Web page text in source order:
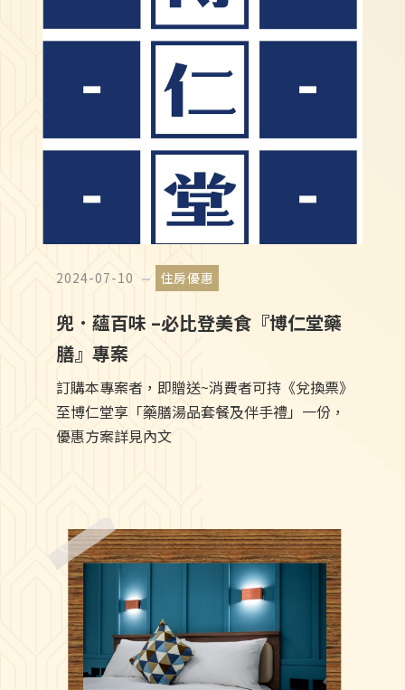
2024-07-10 住房優惠
兜．蘊百味 –必比登美食『博仁堂藥
膳』專案
訂購本專案者，即贈送~消費者可持《兌換票》
至博仁堂享「藥膳湯品套餐及伴手禮」一份，
優惠方案詳見內文